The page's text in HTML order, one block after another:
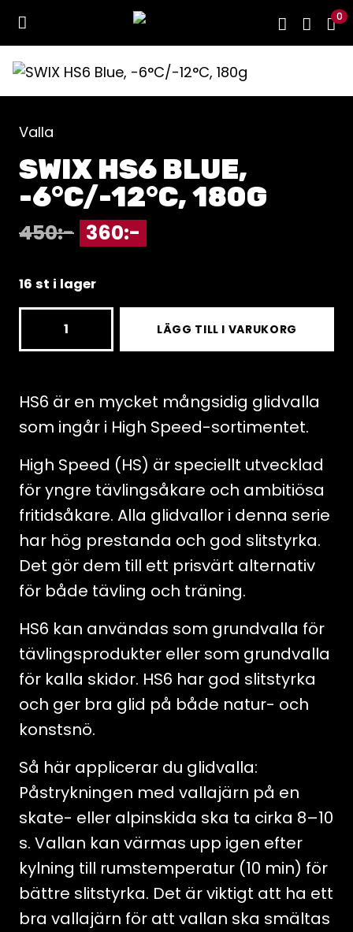
0
Valla
SWIX HS6 BLUE,
-6°C/-12°C, 180G
450:- 360:-
16 st i lager
-6°C/-12°C,
180g
LÄGG TILL I VARUKORG
HS6 är en mycket mångsidig glidvalla
som ingår i High Speed-sortimentet.
High Speed (HS) är speciellt utvecklad
för yngre tävlingsåkare och ambitiösa
fritidsåkare. Alla glidvallor i denna serie
har hög prestanda och god slitstyrka.
Det gör dem till ett prisvärt alternativ
för både tävling och träning.
HS6 kan användas som grundvalla för
tävlingsprodukter eller som grundvalla
för kalla skidor. HS6 har god slitstyrka
och ger bra glid på både natur- och
konstsnö.
Så här applicerar du glidvalla:
Påstrykningen med vallajärn på en
skate- eller alpinskida ska ta cirka 8–10
s. Vallan kan värmas upp igen efter
kylning till rumstemperatur (10 min) för
bättre slitstyrka. Det är viktigt att ha ett
bra vallajärn för att vallan ska smältas